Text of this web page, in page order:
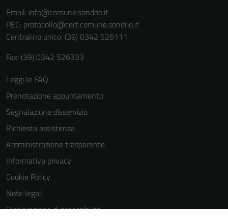
Email: info@comune.sondrio.it
PEC: protocollo@cert.comune.sondrio.it
Centralino unico: (39) 0342 526111
Fax: (39) 0342 526333
Leggi le FAQ
Prenotazione appuntamento
Segnalazione disservizio
Richiesta assistenza
Amministrazione trasparente
Informativa privacy
Cookie Policy
Note legali
Dichiarazione di accessibilità
personali.